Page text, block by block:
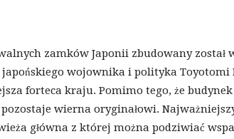
zamków Japonii zbudowany został
japońskiego wojownika i polityka Toyotomi
forteca kraju. Pomimo tego, że
wierna oryginałowi.
główna z której można podziwiać